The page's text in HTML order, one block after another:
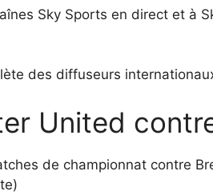
Sky Sports en direct et à
des diffuseurs
United
de championnat contre